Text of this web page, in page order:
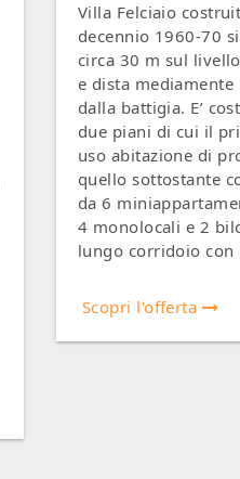
Villa Felciaio
decennio 1960-70
circa 30 m sul
e dista mediamente
dalla battigia. E’
due piani di cui il
uso abitazione di
quello sottostante
da 6
4 monolocali e 2
lungo corridoio
Scopri l'offerta